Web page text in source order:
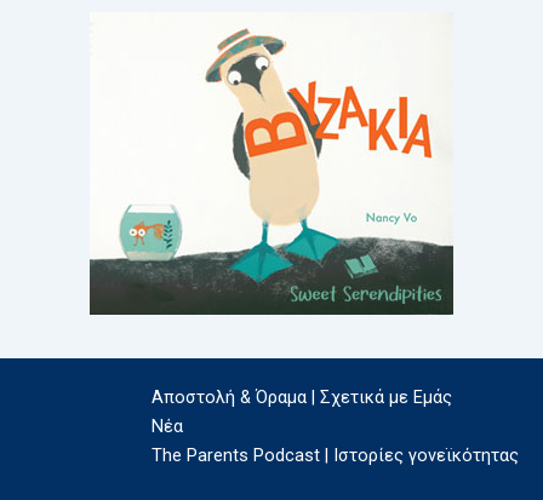
Αποστολή & Όραμα | Σχετικά με Εμάς
Νέα
The Parents Podcast | Ιστορίες γονεϊκότητας